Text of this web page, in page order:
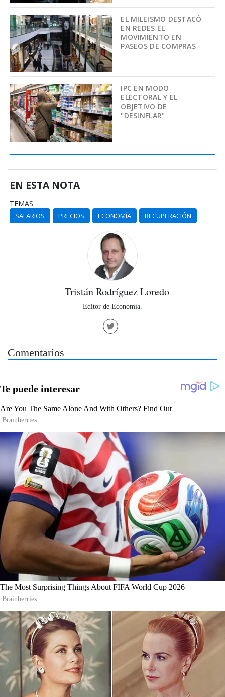
EL MILEISMO DESTACÓ
EN REDES EL
MOVIMIENTO EN
PASEOS DE COMPRAS
IPC EN MODO
ELECTORAL Y EL
OBJETIVO DE
"DESINFLAR"
EN ESTA NOTA
TEMAS:
SALARIOS PRECIOS ECONOMÍA RECUPERACIÓN
Tristán Rodríguez Loredo
Editor de Economía.
Comentarios